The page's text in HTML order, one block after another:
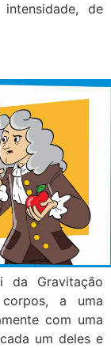
de
da Gravitação
a uma
com uma
um deles e